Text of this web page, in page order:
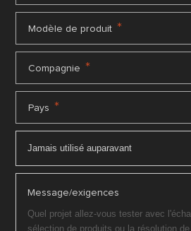
Modèle de produit *
Compagnie *
Pays *
Message/exigences